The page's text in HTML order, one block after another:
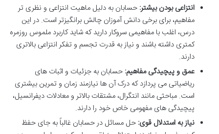
انتزاعی بودن بیشتر: حسابان به دلیل ماهیت انتزاعی و نظری تر
مفاهیم، برای برخی دانش آموزان چالش برانگیزتر است. در این
درس، اغلب با مفاهیمی سروکار دارید که شاید کاربرد ملموس روزمره
کمتری داشته باشند و نیاز به قدرت تجسم و تفکر انتزاعی بالاتری
دارند.
عمق و پیچیدگی مفاهیم: حسابان به جزئیات و اثبات های
ریاضیاتی می پردازد که درک آن ها نیازمند زمان و تمرین بیشتری
است. مباحثی مانند انتگرال، مشتقات بالاتر و معادلات دیفرانسیل،
پیچیدگی های مفهومی خاص خود را دارند.
نیاز به استدلال قوی: حل مسائل در حسابان غالباً به جای حفظ